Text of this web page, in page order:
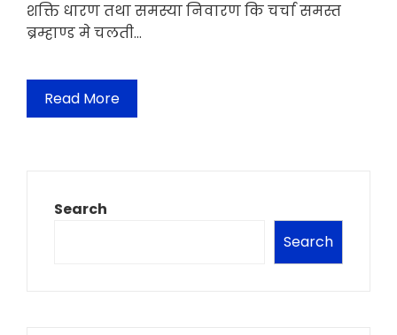
शक्ति धारण तथा समस्या निवारण कि चर्चा समस्त
ब्रम्हाण्ड मे चलती…
Read More
Search
Search